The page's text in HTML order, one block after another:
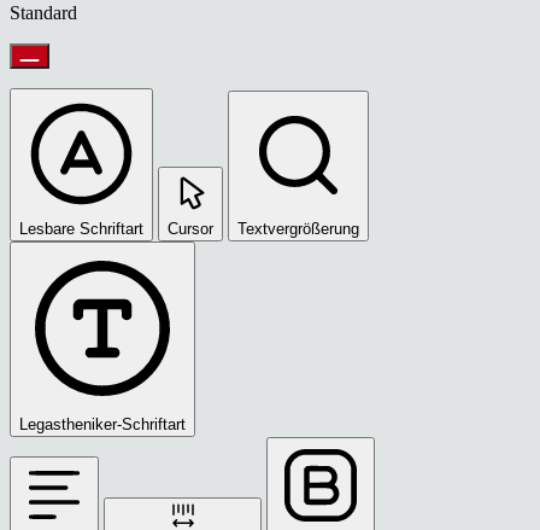
Standard
Lesbare Schriftart Cursor Textvergrößerung
Legastheniker-Schriftart